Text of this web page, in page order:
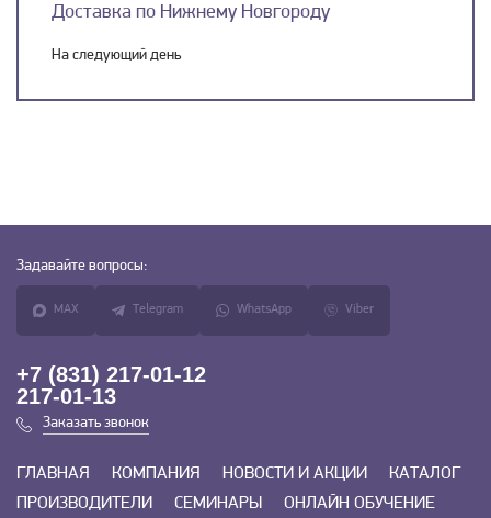
Доставка по Нижнему Новгороду
На следующий день
Задавайте вопросы:
MAX Telegram WhatsApp Viber
+7 (831) 217-01-12
217-01-13
Заказать звонок
ГЛАВНАЯ КОМПАНИЯ НОВОСТИ И АКЦИИ
КАТАЛОГ
ПРОИЗВОДИТЕЛИ
СЕМИНАРЫ
ОНЛАЙН ОБУЧЕНИЕ